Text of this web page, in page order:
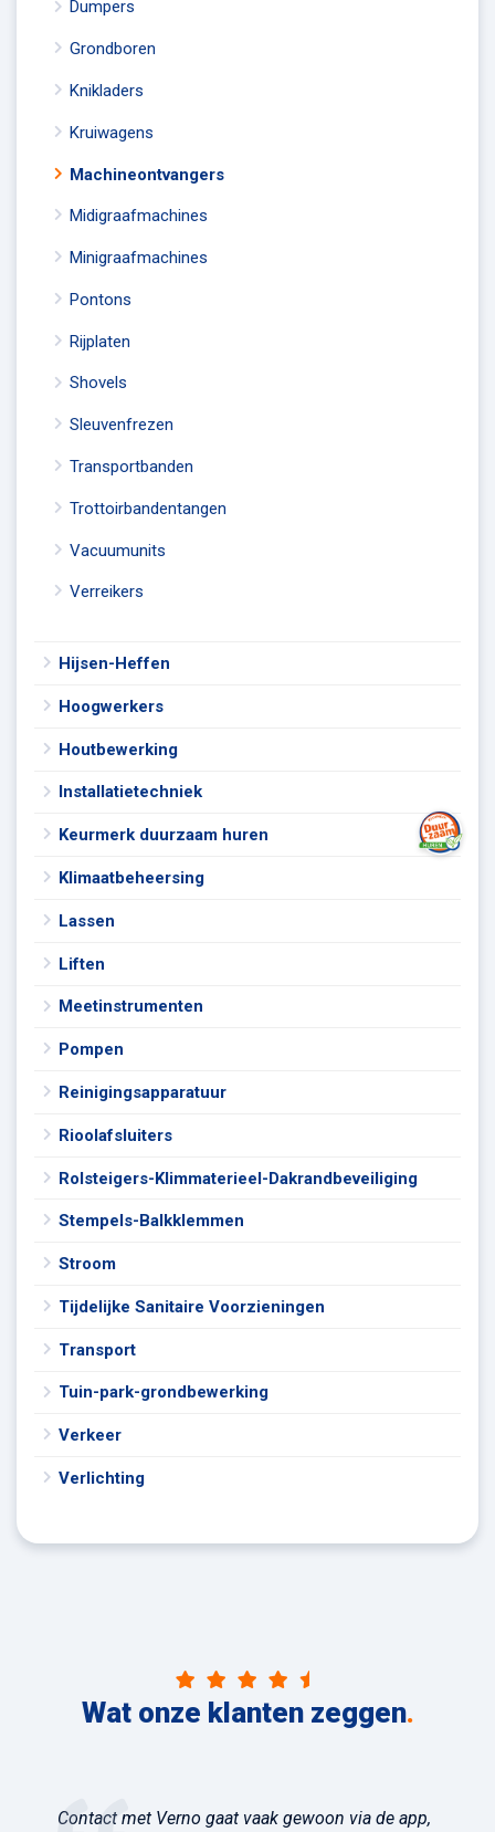
Dumpers
Grondboren
Knikladers
Kruiwagens
Machineontvangers
Midigraafmachines
Minigraafmachines
Pontons
Rijplaten
Shovels
Sleuvenfrezen
Transportbanden
Trottoirbandentangen
Vacuumunits
Verreikers
Hijsen-Heffen
Hoogwerkers
Houtbewerking
Installatietechniek
Keurmerk duurzaam huren
Klimaatbeheersing
Lassen
Liften
Meetinstrumenten
Pompen
Reinigingsapparatuur
Rioolafsluiters
Rolsteigers-Klimmaterieel-Dakrandbeveiliging
Stempels-Balkklemmen
Stroom
Tijdelijke Sanitaire Voorzieningen
Transport
Tuin-park-grondbewerking
Verkeer
Verlichting
Wat onze klanten zeggen.
Contact met Verno gaat vaak gewoon via de app,